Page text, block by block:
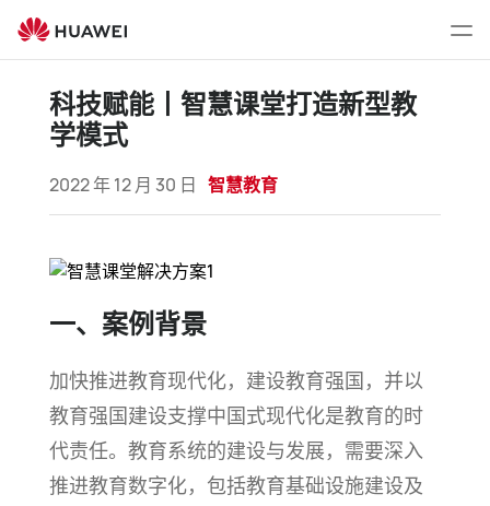
赋
打
科技赋能丨智慧课堂打造新型教
学模式
2022 年 12 月 30 日 智慧教育
一、案例背景
加快推进教育现代化，建设教育强国，并以
教育强国建设支撑中国式现代化是教育的时
代责任。教育系统的建设与发展，需要深入
推进教育数字化，包括教育基础设施建设及